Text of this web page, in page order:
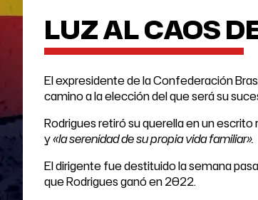
LUZ AL CAOS
El expresidente de la Confederación
camino a la elección del que será su
Rodrigues retiró su querella en un
y«la serenidad de su propia vida familiar».
El dirigente fue destituido la semana
que Rodrigues ganó en 2022.